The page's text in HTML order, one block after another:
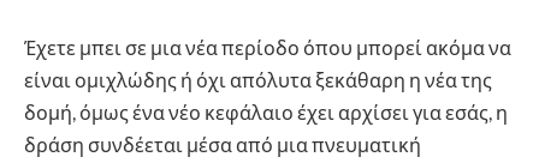
Έχετε μπει σε μια νέα περίοδο όπου μπορεί ακόμα να
είναι ομιχλώδης ή όχι απόλυτα ξεκάθαρη η νέα της
δομή, όμως ένα νέο κεφάλαιο έχει αρχίσει για εσάς, η
δράση συνδέεται μέσα από μια πνευματική